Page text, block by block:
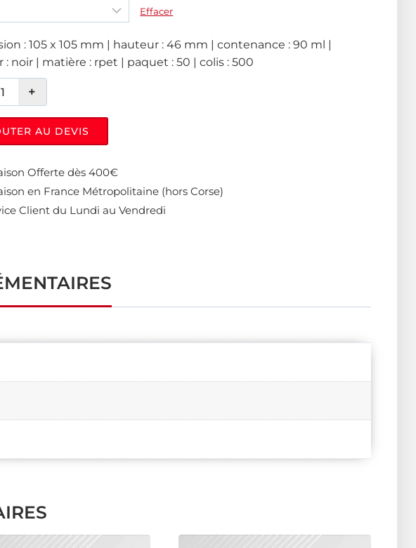
Effacer
: 105 x 105 mm | hauteur : 46 mm | contenance : 90 ml |
: noir | matière : rpet | paquet : 50 | colis : 500
AU DEVIS
Offerte dès 400€
en France Métropolitaine (hors Corse)
Client du Lundi au Vendredi